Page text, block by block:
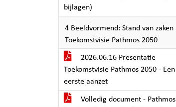
bijlagen)
4 Beeldvormend: Stand van zaken
Toekomstvisie Pathmos 2050
2026.06.16 Presentatie
Toekomstvisie Pathmos 2050 - Een
eerste aanzet
Volledig document - Pathmos